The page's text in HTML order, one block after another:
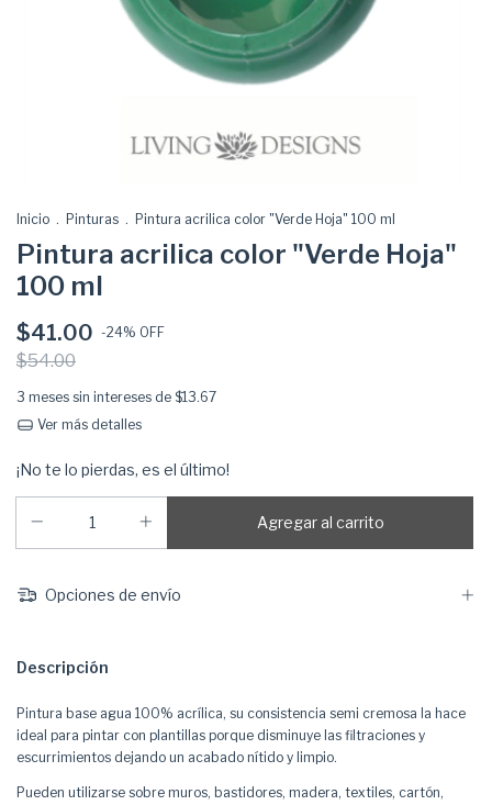
Inicio . Pinturas . Pintura acrilica color "Verde Hoja" 100 ml
Pintura acrilica color "Verde Hoja"
100 ml
$41.00 -24% OFF
$54.00
3 meses sin intereses de $13.67
Ver más detalles
¡No te lo pierdas, es el último!
Opciones de envío
Descripción
Pintura base agua 100% acrílica, su consistencia semi cremosa la hace
ideal para pintar con plantillas porque disminuye las filtraciones y
escurrimientos dejando un acabado nítido y limpio.
Pueden utilizarse sobre muros, bastidores, madera, textiles, cartón,